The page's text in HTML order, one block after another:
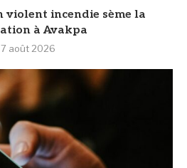
violent incendie sème la
à Avakpa
7 août 2026